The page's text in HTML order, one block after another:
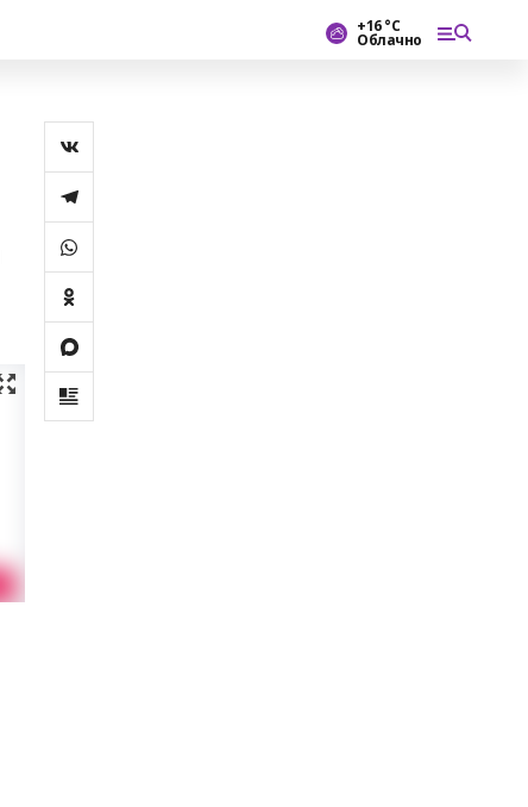
+16 °С
Облачно